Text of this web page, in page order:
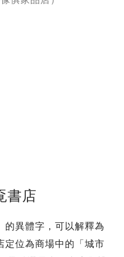
書店
的異體字，可以解釋為
定位為商場中的「城市